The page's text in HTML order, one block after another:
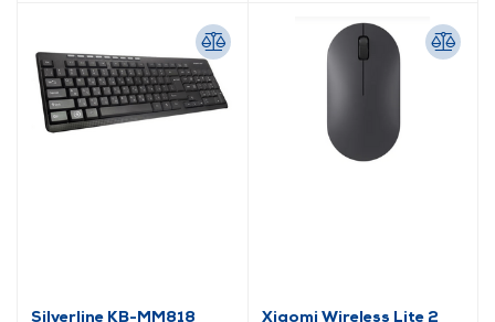
Silverline KB-MM818
Xiaomi Wireless Lite 2